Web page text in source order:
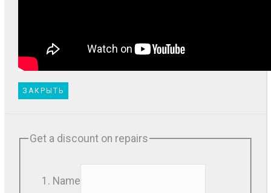
ЗАКРЫТЬ
Get a discount on repairs
Name